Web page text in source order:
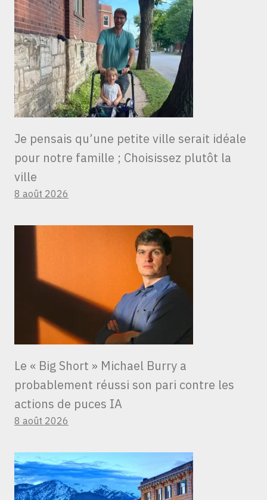
Je pensais qu’une petite ville serait idéale
pour notre famille ; Choisissez plutôt la
ville
8 août 2026
Le « Big Short » Michael Burry a
probablement réussi son pari contre les
actions de puces IA
8 août 2026